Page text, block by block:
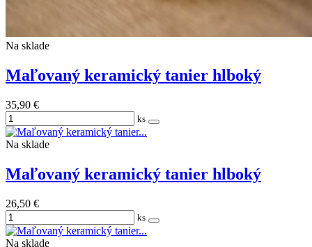
Na sklade
Maľovaný keramický tanier hlboký
35,90 €
ks
Na sklade
Maľovaný keramický tanier hlboký
26,50 €
ks
Na sklade